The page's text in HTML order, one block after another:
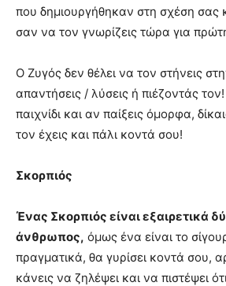
που δημιουργήθηκαν στη σχέση σας
σαν να τον γνωρίζεις τώρα για
Ο Ζυγός δεν θέλει να τον στήνεις
απαντήσεις / λύσεις ή πιέζοντάς
παιχνίδι και αν παίξεις όμορφα,
τον έχεις και πάλι κοντά σου!
Σκορπιός
Ένας Σκορπιός είναι εξαιρετικά
άνθρωπος, όμως ένα είναι το
πραγματικά, θα γυρίσει κοντά σου,
κάνεις να ζηλέψει και να πιστέψει